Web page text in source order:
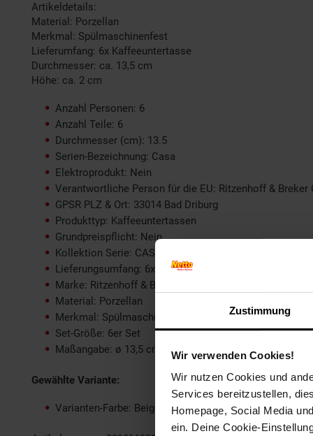
Zustimmung
Wir verwenden Cookies!
Wir nutzen Cookies und
Services bereitzustellen,
Homepage, Social Media
ein. Deine Cookie-
Artikeldetails:
Material: Porzellan
Merkmal: Spülmaschinenfest
Lieferumfang: 6x Kaffeeuntertasse
Durchmesser: ca. 13,5 cm
Höhe: ca. 2 cm
Anzahl Personen: 6
Anzahl Teile: 6
Durchmesser (cm): 13.5
Serien-Bezeichnung: Casa
Elektroprodukt: Nein
Verantwortliche Person für die EU: Ritzenhoff & Breker
GPSR PLZ & Ort: 33014 Bad Driburg
Produkttyp: Kaffeeuntertassen
Grundpreispflicht: Nein
Kollektion Serie: CASA
Lieferungsumfang: 6x Untertasse
Marke: Ritzenhoff & Breker
Material: Porzellan
Merkmal: Spülmaschinenfest
Set-Größe: 6er Set
Maßangabe: ø 13,5 cm
Gewählte Variante:
Varianten-Farbe: Beige